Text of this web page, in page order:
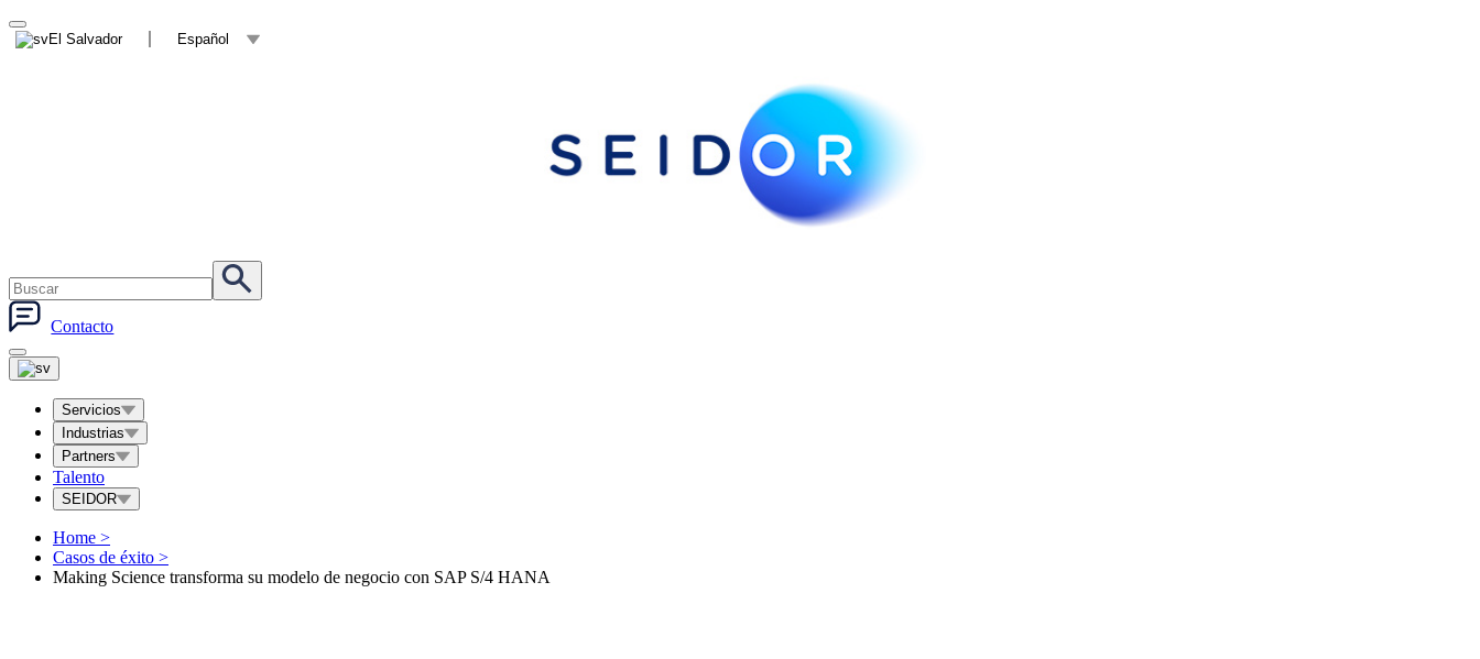
El Salvador Español
Contacto
Servicios
Industrias
Partners
Talento
SEIDOR
Home >
Casos de éxito >
Making Science transforma su modelo de negocio con SAP S/4 HANA